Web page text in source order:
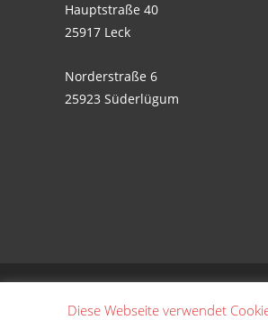
Hauptstraße 40
25917 Leck
Norderstraße 6
25923 Süderlügum
Diese Webseite verwendet